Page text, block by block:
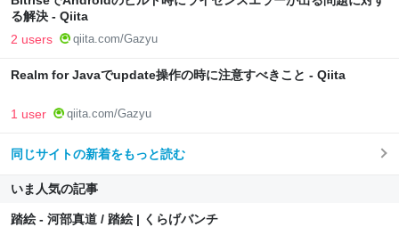
る解決 - Qiita
2 users qiita.com/Gazyu
Realm for Javaでupdate操作の時に注意すべきこと - Qiita
1 user qiita.com/Gazyu
同じサイトの新着をもっと読む
いま人気の記事
踏絵 - 河部真道 / 踏絵 | くらげバンチ